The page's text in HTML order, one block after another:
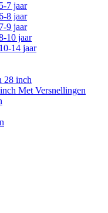
7 jaar
8 jaar
9 jaar
10 jaar
14 jaar
28 inch
Met Versnellingen